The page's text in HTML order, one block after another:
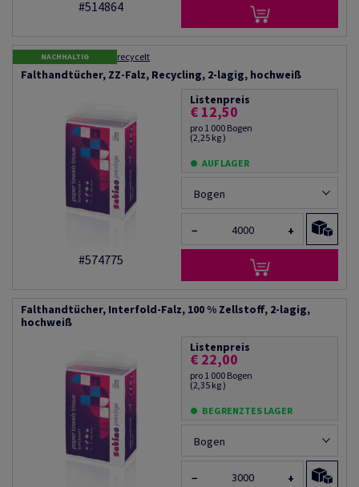
#514864
NACHHALTIG recycelt
Falthandtücher, ZZ-Falz, Recycling, 2-lagig, hochweiß
#574775
Listenpreis
€ 12,50
pro 1 000 Bogen
(2,25 kg )
AUF LAGER
Bogen
− +
Falthandtücher, Interfold-Falz, 100 % Zellstoff, 2-lagig,
hochweiß
Listenpreis
€ 22,00
pro 1 000 Bogen
(2,35 kg )
BEGRENZTES LAGER
Bogen
− +